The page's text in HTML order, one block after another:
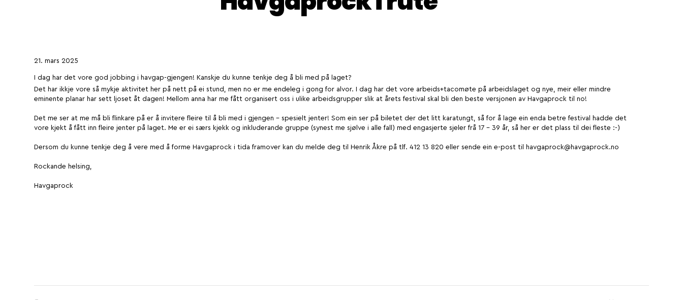
21. mars 2025
I dag har det vore god jobbing i havgap-gjengen! Kanskje du kunne tenkje deg å bli med på laget?
Det har ikkje vore så mykje aktivitet her på nett på ei stund, men no er me endeleg i gong for alvor. I dag har det vore arbeids+tacomøte på arbeidslaget og nye, meir eller mindre
eminente planar har sett ljoset åt dagen! Mellom anna har me fått organisert oss i ulike arbeidsgrupper slik at årets festival skal bli den beste versjonen av Havgaprock til no!
Det me ser at me må bli flinkare på er å invitere fleire til å bli med i gjengen - spesielt jenter! Som ein ser på biletet der det litt karatungt, så for å lage ein enda betre festival hadde det
vore kjekt å fått inn fleire jenter på laget. Me er ei særs kjekk og inkluderande gruppe (synest me sjølve i alle fall) med engasjerte sjeler frå 17 - 39 år, så her er det plass til dei fleste :-)
Dersom du kunne tenkje deg å vere med å forme Havgaprock i tida framover kan du melde deg til Henrik Åkre på tlf. 412 13 820 eller sende ein e-post til havgaprock@havgaprock.no
Rockande helsing,
Havgaprock